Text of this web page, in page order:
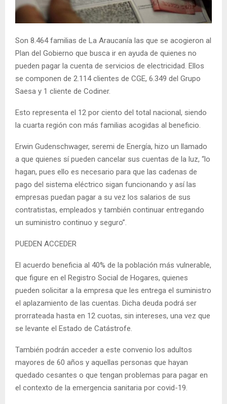
E
N
U
Son 8.464 familias de La Araucanía las que se acogieron al
Plan del Gobierno que busca ir en ayuda de quienes no
pueden pagar la cuenta de servicios de electricidad. Ellos
se componen de 2.114 clientes de CGE, 6.349 del Grupo
Saesa y 1 cliente de Codiner.
Esto representa el 12 por ciento del total nacional, siendo
la cuarta región con más familias acogidas al beneficio.
Erwin Gudenschwager, seremi de Energía, hizo un llamado
a que quienes sí pueden cancelar sus cuentas de la luz, “lo
hagan, pues ello es necesario para que las cadenas de
pago del sistema eléctrico sigan funcionando y así las
empresas puedan pagar a su vez los salarios de sus
contratistas, empleados y también continuar entregando
un suministro continuo y seguro”.
PUEDEN ACCEDER
El acuerdo beneficia al 40% de la población más vulnerable,
que figure en el Registro Social de Hogares, quienes
pueden solicitar a la empresa que les entrega el suministro
el aplazamiento de las cuentas. Dicha deuda podrá ser
prorrateada hasta en 12 cuotas, sin intereses, una vez que
se levante el Estado de Catástrofe.
También podrán acceder a este convenio los adultos
mayores de 60 años y aquellas personas que hayan
quedado cesantes o que tengan problemas para pagar en
el contexto de la emergencia sanitaria por covid-19.